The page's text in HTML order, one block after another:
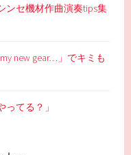
ンセ機材作曲演奏tips集
new gear…」でキミも
ってる？」